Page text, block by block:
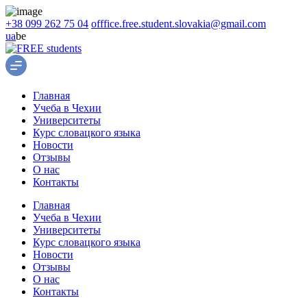
+38 099 262 75 04 offfice.free.student.slovakia@gmail.com
uabe
Главная
Учеба в Чехии
Университеты
Курс словацкого языка
Новости
Отзывы
О нас
Контакты
Главная
Учеба в Чехии
Университеты
Курс словацкого языка
Новости
Отзывы
О нас
Контакты